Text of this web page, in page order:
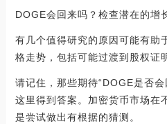
DOGE会回来吗？检查潜在的增
有几个值得研究的原因可能有助
格走势，包括可能过渡到股权证
请记住，那些期待“DOGE是否
这里得到答案。加密货币市场在
是尝试做出有根据的猜测。